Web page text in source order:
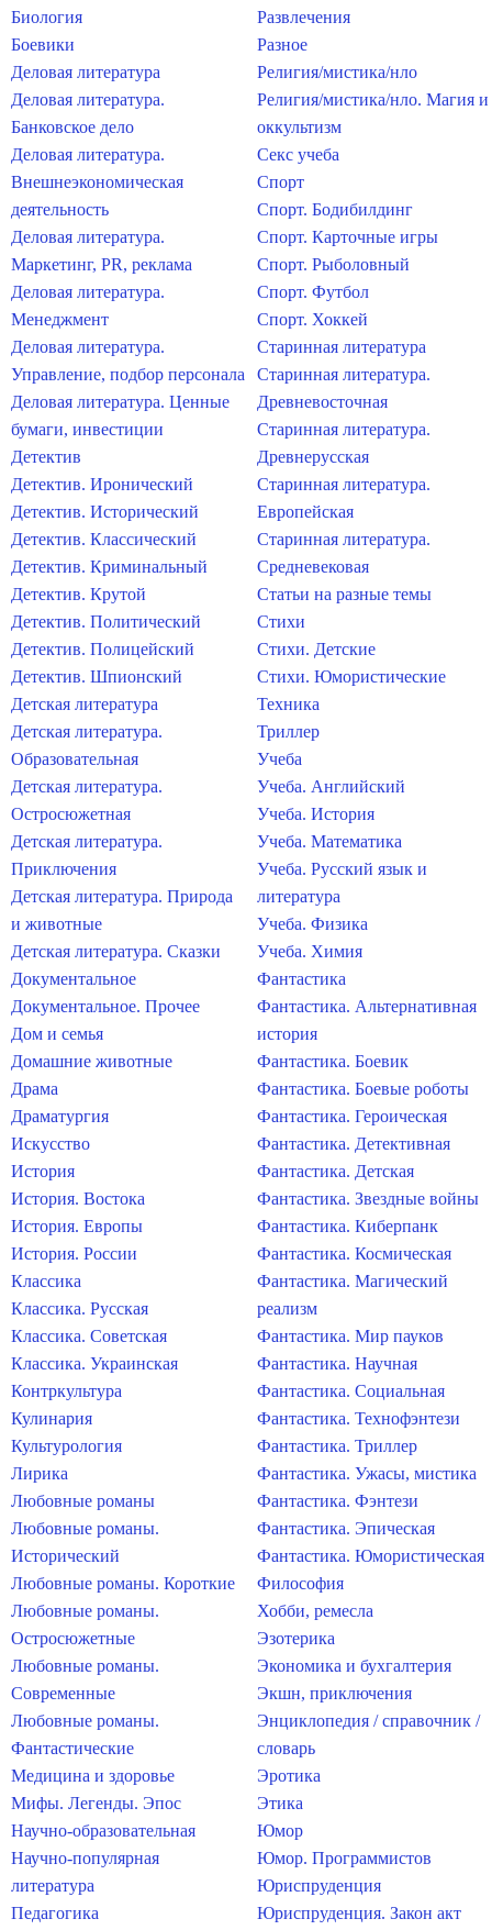
Биология
Боевики
Деловая литература
Деловая литература.
Банковское дело
Деловая литература.
Внешнеэкономическая
деятельность
Деловая литература.
Маркетинг, PR, реклама
Деловая литература.
Менеджмент
Деловая литература.
Управление, подбор персонала
Деловая литература. Ценные
бумаги, инвестиции
Детектив
Детектив. Иронический
Детектив. Исторический
Детектив. Классический
Детектив. Криминальный
Детектив. Крутой
Детектив. Политический
Детектив. Полицейский
Детектив. Шпионский
Детская литература
Детская литература.
Образовательная
Детская литература.
Остросюжетная
Детская литература.
Приключения
Детская литература. Природа
и животные
Детская литература. Сказки
Документальное
Документальное. Прочее
Дом и семья
Домашние животные
Драма
Драматургия
Искусство
История
История. Востока
История. Европы
История. России
Классика
Классика. Русская
Классика. Советская
Классика. Украинская
Контркультура
Кулинария
Культурология
Лирика
Любовные романы
Любовные романы.
Исторический
Любовные романы. Короткие
Любовные романы.
Остросюжетные
Любовные романы.
Современные
Любовные романы.
Фантастические
Медицина и здоровье
Мифы. Легенды. Эпос
Научно-образовательная
Научно-популярная
литература
Педагогика
Развлечения
Разное
Религия/мистика/нло
Религия/мистика/нло. Магия и
оккультизм
Секс учеба
Спорт
Спорт. Бодибилдинг
Спорт. Карточные игры
Спорт. Рыболовный
Спорт. Футбол
Спорт. Хоккей
Старинная литература
Старинная литература.
Древневосточная
Старинная литература.
Древнерусская
Старинная литература.
Европейская
Старинная литература.
Средневековая
Статьи на разные темы
Стихи
Стихи. Детские
Стихи. Юмористические
Техника
Триллер
Учеба
Учеба. Английский
Учеба. История
Учеба. Математика
Учеба. Русский язык и
литература
Учеба. Физика
Учеба. Химия
Фантастика
Фантастика. Альтернативная
история
Фантастика. Боевик
Фантастика. Боевые роботы
Фантастика. Героическая
Фантастика. Детективная
Фантастика. Детская
Фантастика. Звездные войны
Фантастика. Киберпанк
Фантастика. Космическая
Фантастика. Магический
реализм
Фантастика. Мир пауков
Фантастика. Научная
Фантастика. Социальная
Фантастика. Технофэнтези
Фантастика. Триллер
Фантастика. Ужасы, мистика
Фантастика. Фэнтези
Фантастика. Эпическая
Фантастика. Юмористическая
Философия
Хобби, ремесла
Эзотерика
Экономика и бухгалтерия
Экшн, приключения
Энциклопедия / справочник /
словарь
Эротика
Этика
Юмор
Юмор. Программистов
Юриспруденция
Юриспруденция. Закон акт